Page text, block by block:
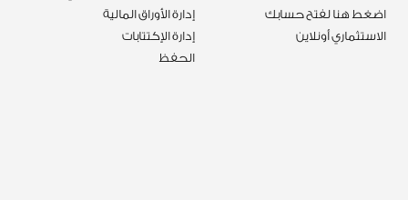
إدارة الأوراق المالية
إدارة الإكتتابات
الحفظ
اضغط هنا لفتح حسابك
الاستثماري أونلاين